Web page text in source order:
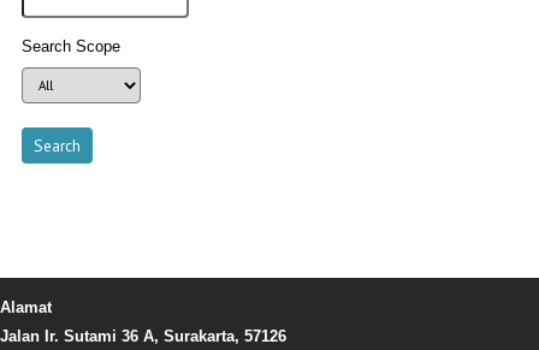
Search Scope
Alamat
Jalan Ir. Sutami 36 A, Surakarta, 57126